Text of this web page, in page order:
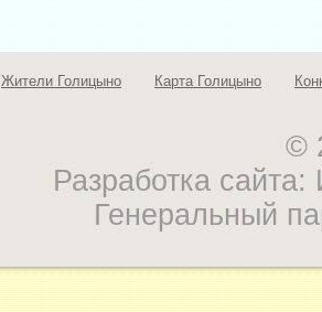
Жители Голицыно Карта Голицыно
©
Разработка
Генеральный